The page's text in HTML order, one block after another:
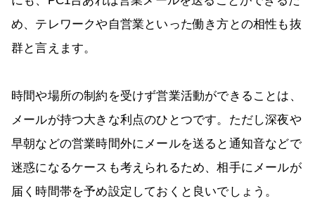
め、テレワークや自営業といった働き方との相性も抜
群と言えます。
時間や場所の制約を受けず営業活動ができることは、
メールが持つ大きな利点のひとつです。ただし深夜や
早朝などの営業時間外にメールを送ると通知音などで
迷惑になるケースも考えられるため、相手にメールが
届く時間帯を予め設定しておくと良いでしょう。